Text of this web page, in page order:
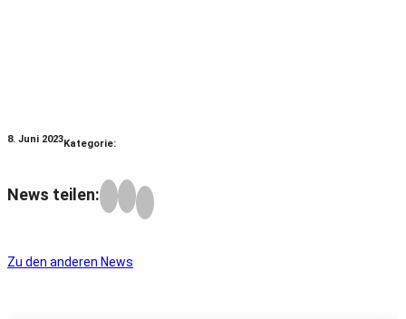
8. Juni 2023Kategorie:
News teilen:
Zu den anderen News